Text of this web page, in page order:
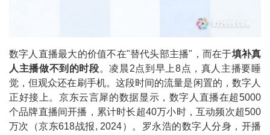
数字人直播最大的价值不在"替代头部主播"，而在于填补真
人主播做不到的时段。凌晨2点到早上8点，真人主播要睡
觉，但观众还在刷手机。这段时间的流量是闲置的，数字人
正好接上。京东云言犀的数据显示，数字人直播在超5000
个品牌直播间开播，累计时长超40万小时，互动频次超500
万次（京东618战报, 2024）。罗永浩的数字人分身，开播